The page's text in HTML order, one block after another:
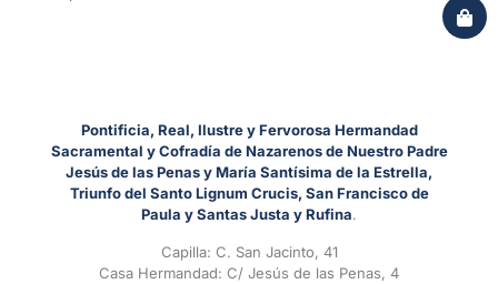
Pontificia, Real, Ilustre y Fervorosa Hermandad
Sacramental y Cofradía de Nazarenos de Nuestro Padre
Jesús de las Penas y María Santísima de la Estrella,
Triunfo del Santo Lignum Crucis, San Francisco de
Paula y Santas Justa y Rufina.
Capilla: C. San Jacinto, 41
Casa Hermandad: C/ Jesús de las Penas, 4